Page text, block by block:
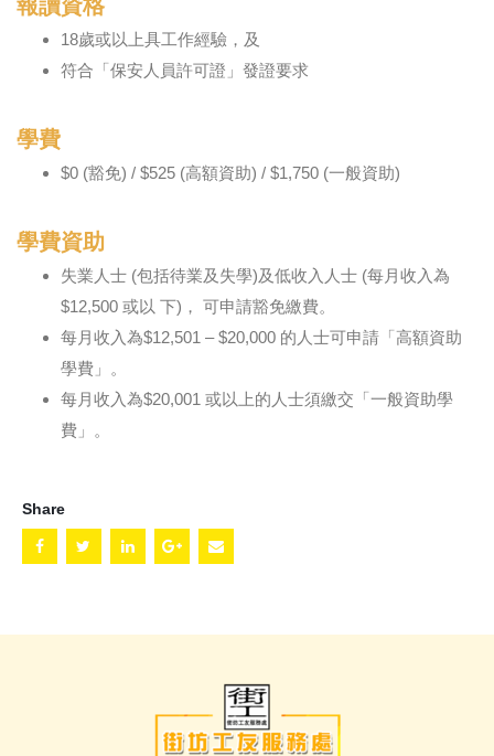
報讀資格
18歲或以上具工作經驗，及
符合「保安人員許可證」發證要求
學費
$0 (豁免) / $525 (高額資助) / $1,750 (一般資助)
學費資助
失業人士 (包括待業及失學)及低收入人士 (每月收入為
$12,500 或以 下)， 可申請豁免繳費。
每月收入為$12,501 – $20,000 的人士可申請「高額資助
學費」。
每月收入為$20,001 或以上的人士須繳交「一般資助學
費」。
Share